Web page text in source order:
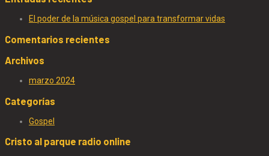
El poder de la música gospel para transformar vidas
Comentarios recientes
Archivos
marzo 2024
Categorías
Gospel
Cristo al parque radio online